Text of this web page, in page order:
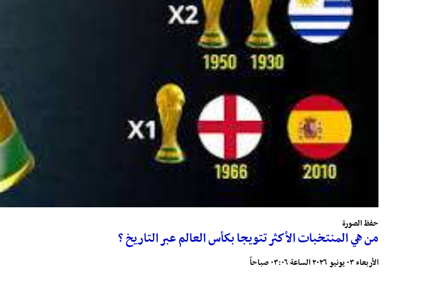
حفظ الصورة
من هي المنتخبات الأكثر تتويجا بكأس العالم عبر التاريخ ؟
الأربعاء ٠٣ يونيو ٢٠٢٦ الساعة ٠٣:٠٦ صباحاً